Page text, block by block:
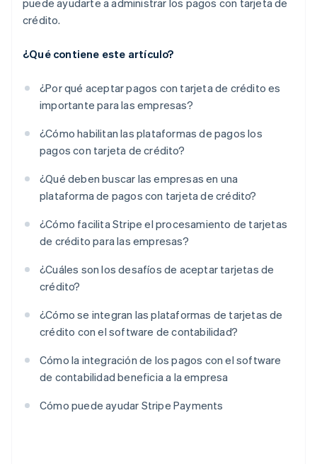
puede ayudarte a administrar los pagos con tarjeta de
crédito.
¿Qué contiene este artículo?
¿Por qué aceptar pagos con tarjeta de crédito es
importante para las empresas?
¿Cómo habilitan las plataformas de pagos los
pagos con tarjeta de crédito?
¿Qué deben buscar las empresas en una
plataforma de pagos con tarjeta de crédito?
¿Cómo facilita Stripe el procesamiento de tarjetas
de crédito para las empresas?
¿Cuáles son los desafíos de aceptar tarjetas de
crédito?
¿Cómo se integran las plataformas de tarjetas de
crédito con el software de contabilidad?
Cómo la integración de los pagos con el software
de contabilidad beneficia a la empresa
Cómo puede ayudar Stripe Payments